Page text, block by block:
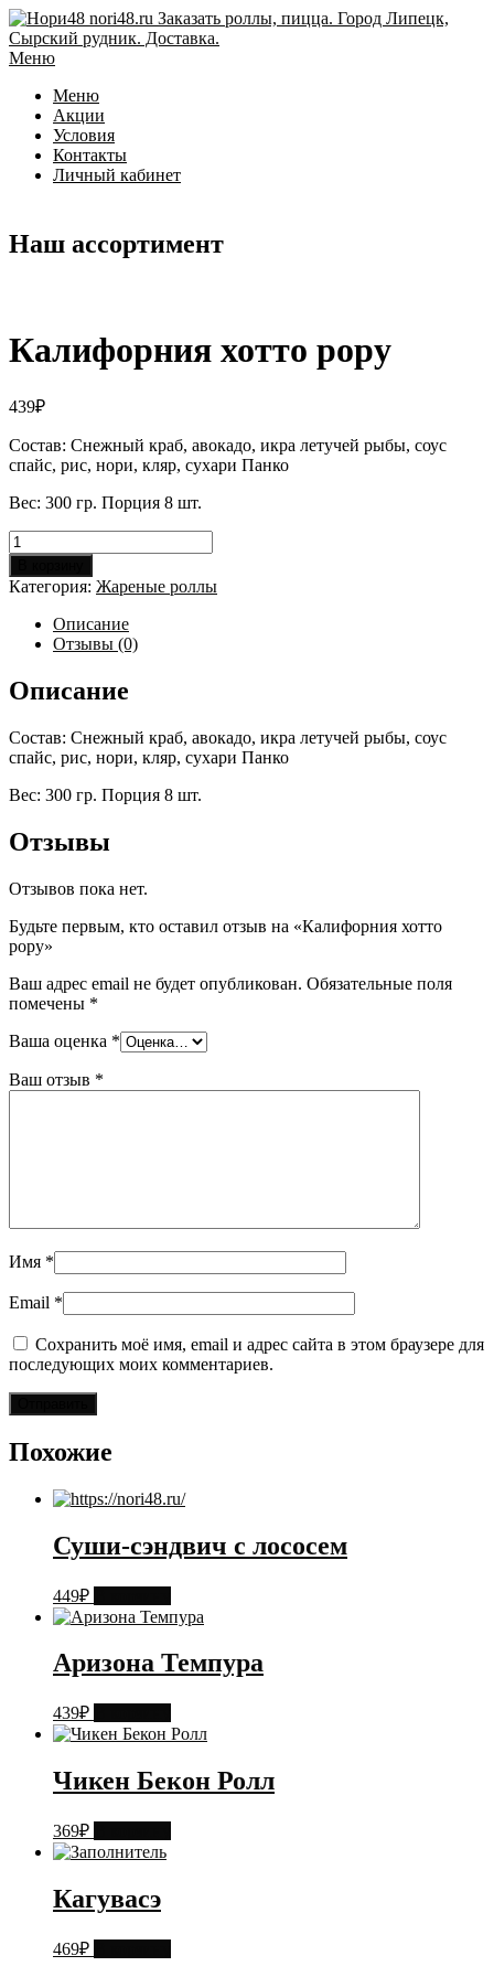
Перейти
к
содержимому
Меню
Меню
Акции
Условия
Контакты
Личный кабинет
Наш ассортимент
Калифорния хотто рору
439₽
Состав: Снежный краб, авокадо, икра летучей рыбы, соус
спайс, рис, нори, кляр, сухари Панко
Вес: 300 гр. Порция 8 шт.
Количество
товара
Калифорния
хотто
рору
Категория: Жареные роллы
Описание
Отзывы (0)
Описание
Состав: Снежный краб, авокадо, икра летучей рыбы, соус
спайс, рис, нори, кляр, сухари Панко
Вес: 300 гр. Порция 8 шт.
Отзывы
Отзывов пока нет.
Будьте первым, кто оставил отзыв на «Калифорния хотто
рору»
Ваш адрес email не будет опубликован. Обязательные поля
помечены *
Ваша оценка *
Ваш отзыв *
Имя *
Email *
Сохранить моё имя, email и адрес сайта в этом браузере для
последующих моих комментариев.
Похожие
Суши-сэндвич с лососем
449₽
Аризона Темпура
439₽
Чикен Бекон Ролл
369₽
Кагувасэ
469₽